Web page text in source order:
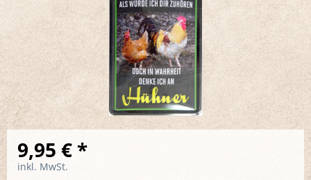
9,95 € *
inkl. MwSt.